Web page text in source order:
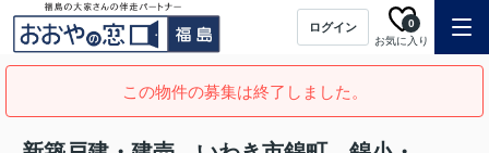
ログイン
お気に入り
0
この物件の募集は終了しました。